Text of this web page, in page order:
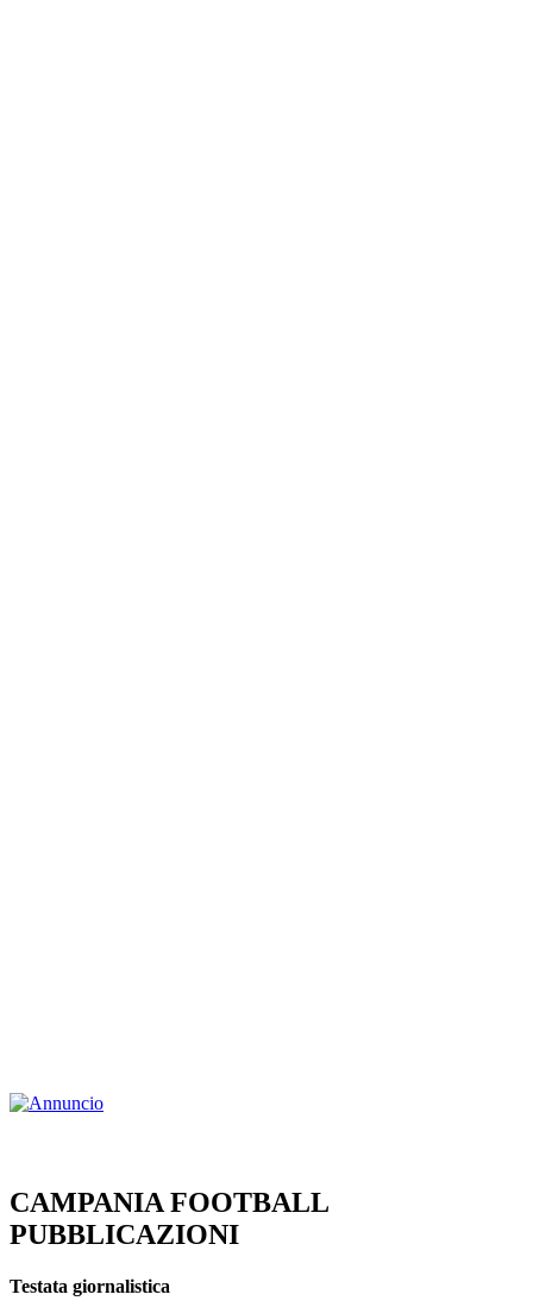
CAMPANIA FOOTBALL
PUBBLICAZIONI
Testata giornalistica